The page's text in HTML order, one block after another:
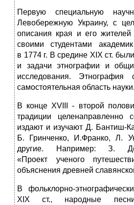
Первую специальную
Левобережную Украину, с
описания края и его
своими студентами
в 1774 г. В средине ХІХ ст.
и задачи этнографии и
исследования. Этнография
самостоятельная область науки.
В конце XVIII - второй
традиции целенаправленно
издают и изучают Д. Бантиш-
Б. Гринченко, И.Франко, Л.
другие. Например: З.
«Проект ученого
объяснения древней
В фольклорно-
XIX ст., народные